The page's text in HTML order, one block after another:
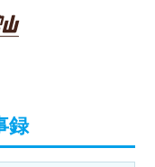
録